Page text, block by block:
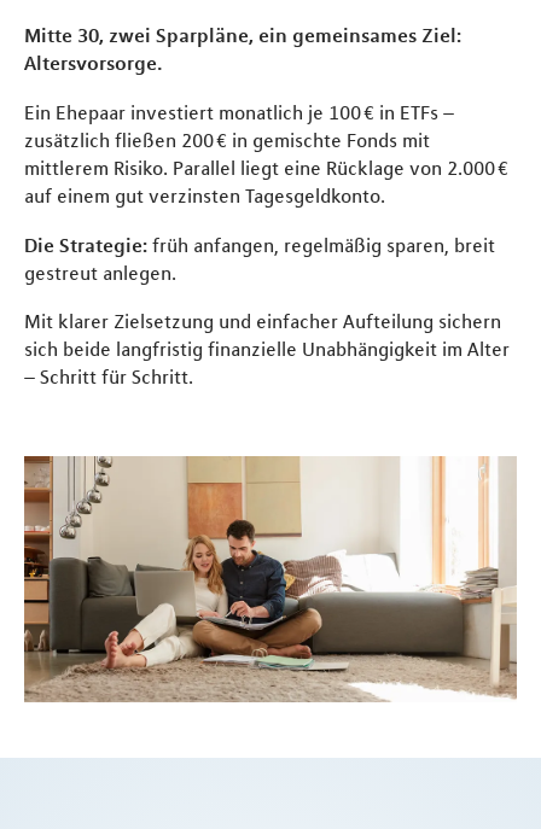
Mitte 30, zwei Sparpläne, ein gemeinsames Ziel:
Altersvorsorge.
Ein Ehepaar investiert monatlich je 100 € in ETFs –
zusätzlich fließen 200 € in gemischte Fonds mit
mittlerem Risiko. Parallel liegt eine Rücklage von 2.000 €
auf einem gut verzinsten Tagesgeldkonto.
Die Strategie: früh anfangen, regelmäßig sparen, breit
gestreut anlegen.
Mit klarer Zielsetzung und einfacher Aufteilung sichern
sich beide langfristig finanzielle Unabhängigkeit im Alter
– Schritt für Schritt.